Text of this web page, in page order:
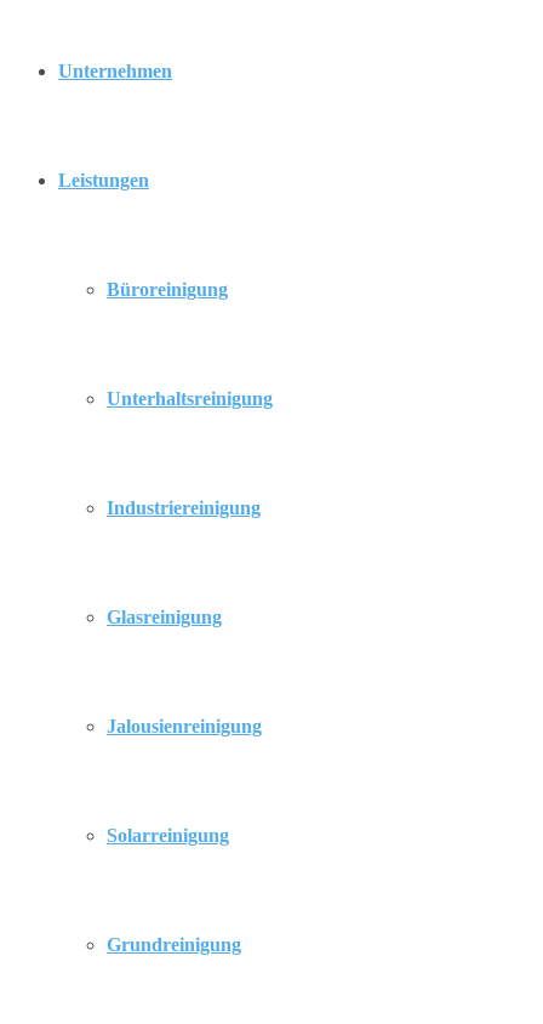
Unternehmen
Leistungen
Büroreinigung
Unterhaltsreinigung
Industriereinigung
Glasreinigung
Jalousienreinigung
Solarreinigung
Grundreinigung